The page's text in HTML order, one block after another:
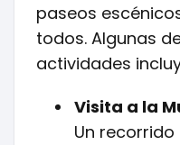
paseos
todos. Algunas
actividades
Visita a la
Un